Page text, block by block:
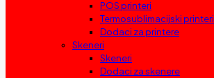
POS printeri
Termosublimacijski printeri
Dodaci za printere
Skeneri
Skeneri
Dodaci za skenere